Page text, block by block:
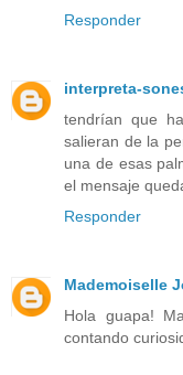
Responder
interpreta-
tendrían que
salieran de la
una de esas
el mensaje
Responder
Mademoiselle
Hola guapa!
contando